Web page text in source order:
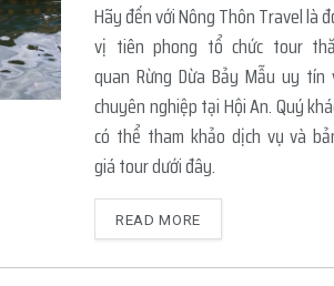
Hãy đến với Nông Thôn Travel là
vị tiên phong tổ chức tour
quan Rừng Dừa Bảy Mẫu uy tín
chuyên nghiệp tại Hội An. Quý
có thể tham khảo dịch vụ và
giá tour dưới đây.
READ MORE